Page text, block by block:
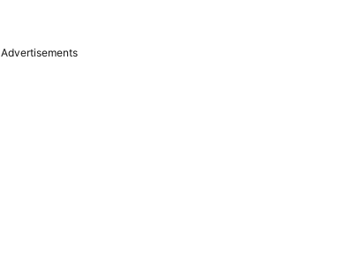
Advertisements